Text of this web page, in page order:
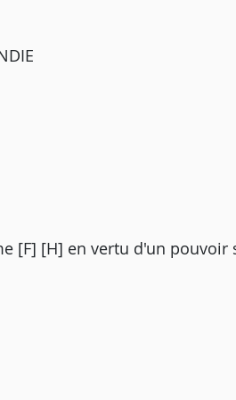
[F] [H] en vertu d'un pouvoir